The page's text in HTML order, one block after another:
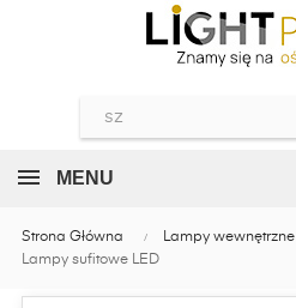
MENU
Strona Główna Lampy wewnętrzne
Lampy sufitowe LED